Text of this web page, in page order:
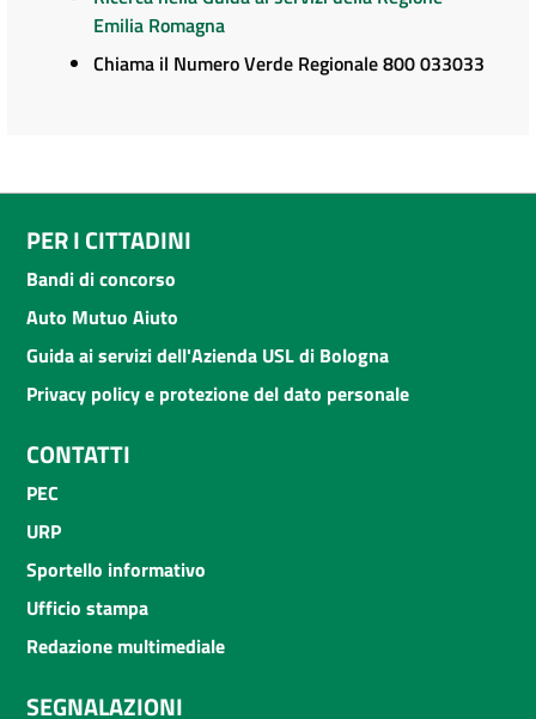
Emilia Romagna
Chiama il Numero Verde Regionale 800 033033
PER I CITTADINI
Bandi di concorso
Auto Mutuo Aiuto
Guida ai servizi dell'Azienda USL di Bologna
Privacy policy e protezione del dato personale
CONTATTI
PEC
URP
Sportello informativo
Ufficio stampa
Redazione multimediale
SEGNALAZIONI